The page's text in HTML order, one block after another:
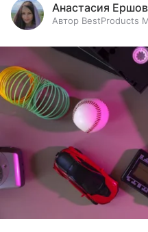
Анастасия
Автор BestProducts